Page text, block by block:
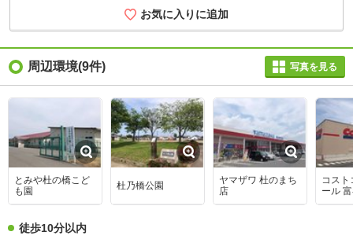
お気に入りに追加
周辺環境(9件) 写真を見る
とみや杜の橋こど
も園
杜乃橋公園
ヤマザワ 杜のまち
店
コスト
ール
徒歩10分以内